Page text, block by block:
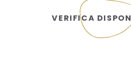
VERIFICA